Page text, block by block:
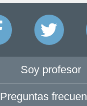
Soy profesor
Preguntas